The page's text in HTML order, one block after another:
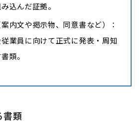
込んだ証拠。
内文や掲示物、同意書など）：
業員に向けて正式に発表・周知
類。
書類